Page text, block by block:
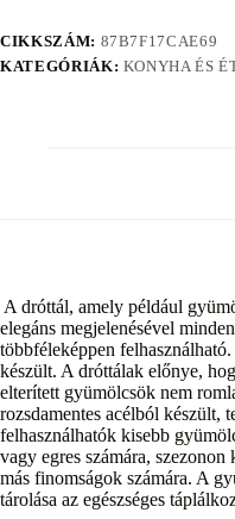
CIKKSZÁM: 87B7F17CAE69
KATEGÓRIÁK: KONYHA ÉS
A dróttál, amely például
elegáns megjelenésével
többféleképpen
készült. A dróttálak előnye,
elterített gyümölcsök nem
rozsdamentes acélból készült,
felhasználhatók kisebb
vagy egres számára,
más finomságok számára. A
tárolása az egészséges